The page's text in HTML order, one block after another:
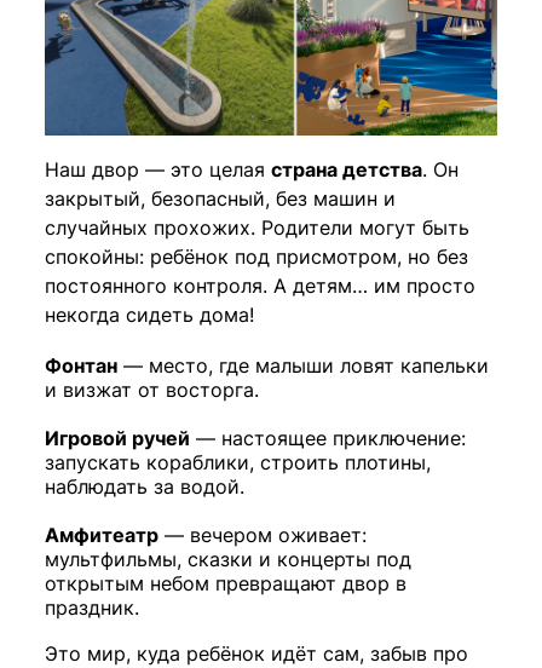
Наш двор — это целаястрана детства. Он
закрытый, безопасный, без машин и
случайных прохожих. Родители могут быть
спокойны: ребёнок под присмотром, но без
постоянного контроля. А детям… им просто
некогда сидеть дома!
Фонтан — место, где малыши ловят капельки
и визжат от восторга.
Игровой ручей — настоящее приключение:
запускать кораблики, строить плотины,
наблюдать за водой.
Амфитеатр — вечером оживает:
мультфильмы, сказки и концерты под
открытым небом превращают двор в
праздник.
Это мир, куда ребёнок идёт сам, забыв про